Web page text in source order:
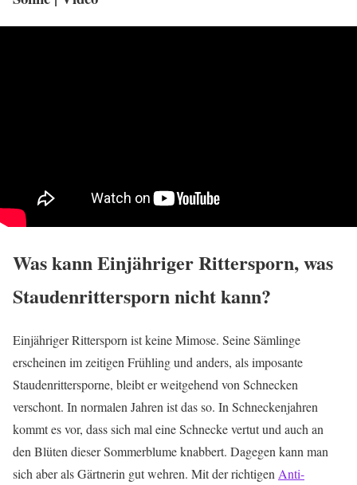
Was kann Einjähriger Rittersporn, was
Staudenrittersporn nicht kann?
Einjähriger Rittersporn ist keine Mimose. Seine Sämlinge
erscheinen im zeitigen Frühling und anders, als imposante
Staudenrittersporne, bleibt er weitgehend von Schnecken
verschont. In normalen Jahren ist das so. In Schneckenjahren
kommt es vor, dass sich mal eine Schnecke vertut und auch an
den Blüten dieser Sommerblume knabbert. Dagegen kann man
sich aber als Gärtnerin gut wehren. Mit der richtigenAnti-